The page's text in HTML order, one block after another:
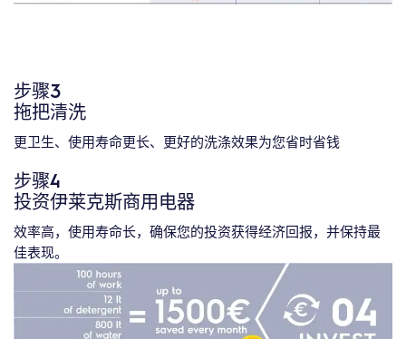
步骤3
拖把清洗
更卫生、使用寿命更长、更好的洗涤效果为您省时省钱
步骤4
投资伊莱克斯商用电器
效率高，使用寿命长，确保您的投资获得经济回报，并保持最
佳表现。